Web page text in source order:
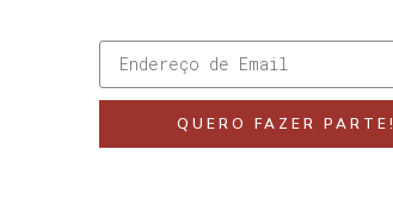
QUERO FAZER PARTE!